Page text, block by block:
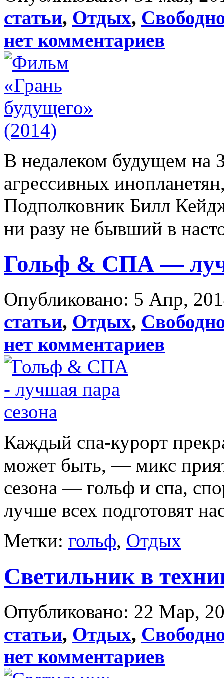
статьи, Отдых,
нет комментариев
В недалеком будущем на
агрессивных
Подполковник Билл
ни разу не бывший в
Гольф & СПА —
Опубликовано: 5 Апр,
статьи, Отдых,
нет комментариев
Каждый спа-курорт
может быть, — микс
сезона — гольф и спа,
лучше всех подготовят
Метки: гольф, Отдых
Cветильник в
Опубликовано: 22 Мар,
статьи, Отдых,
нет комментариев